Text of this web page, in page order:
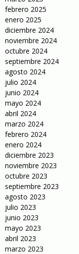
febrero 2025
enero 2025
diciembre 2024
noviembre 2024
octubre 2024
septiembre 2024
agosto 2024
julio 2024
junio 2024
mayo 2024
abril 2024
marzo 2024
febrero 2024
enero 2024
diciembre 2023
noviembre 2023
octubre 2023
septiembre 2023
agosto 2023
julio 2023
junio 2023
mayo 2023
abril 2023
marzo 2023